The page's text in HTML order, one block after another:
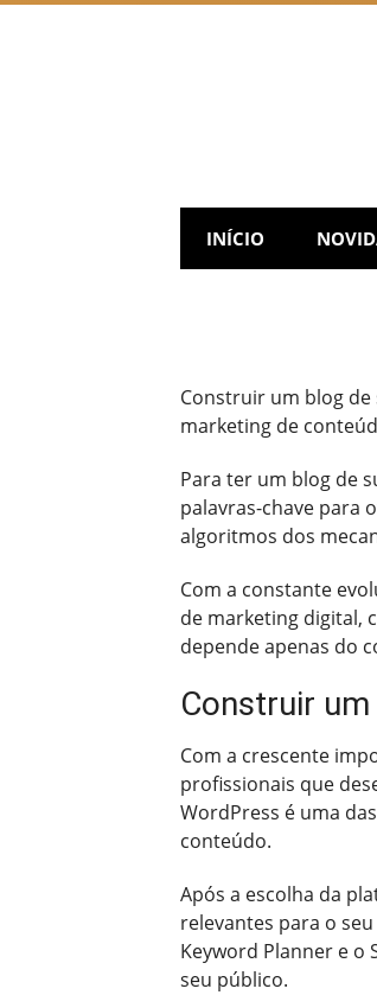
Skip
INÍCIO
Construir um blog de
marketing de
Para ter um blog de
palavras-chave para
algoritmos dos
Com a constante
de marketing digital,
depende apenas do
Construir
Com a crescente
profissionais que
WordPress é uma
conteúdo.
Após a escolha da
relevantes para o
Keyword Planner e o
seu público.